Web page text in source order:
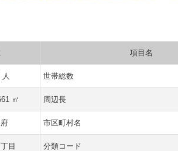
項目名
人 世帯総数
㎡ 周辺長
市区町村名
目 分類コード